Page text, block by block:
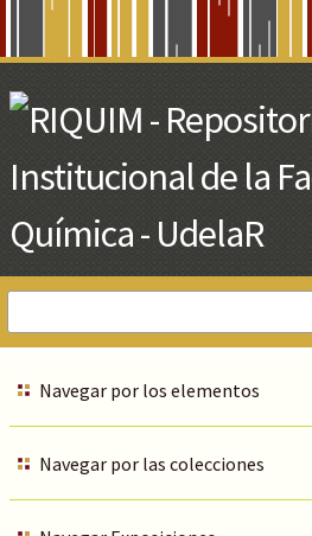
Main
Content
Navegar por los elementos
Navegar por las colecciones